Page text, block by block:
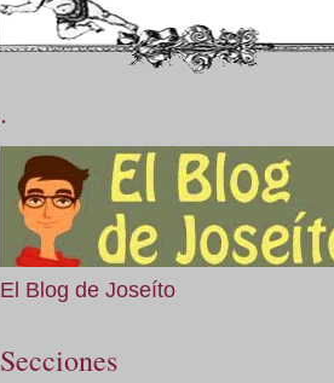
.
El Blog de Joseíto
Secciones